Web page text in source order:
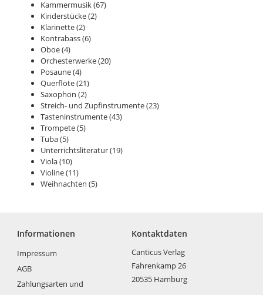
Kammermusik(67)
Kinderstücke(2)
Klarinette(2)
Kontrabass(6)
Oboe(4)
Orchesterwerke(20)
Posaune(4)
Querflöte(21)
Saxophon (2)
Streich- und Zupfinstrumente(23)
Tasteninstrumente(43)
Trompete(5)
Tuba(5)
Unterrichtsliteratur(19)
Viola(10)
Violine(11)
Weihnachten (5)
Informationen
Impressum
AGB
Zahlungsarten und
Kontaktdaten
Canticus Verlag
Fahrenkamp 26
20535 Hamburg